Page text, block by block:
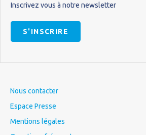
Inscrivez vous à notre newsletter
S'INSCRIRE
Nous contacter
Espace Presse
Mentions légales